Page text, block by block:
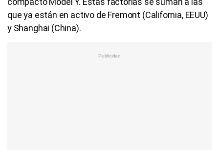
que ya están en activo de Fremont (California, EEUU)
y Shanghai (China).